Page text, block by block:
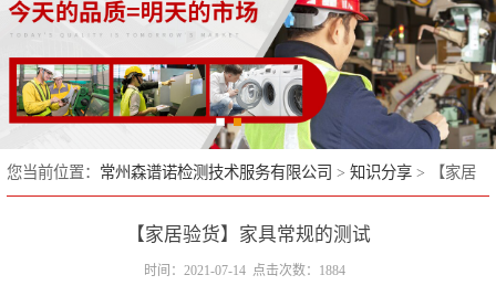
您当前位置： 常州森谱诺检测技术服务有限公司 > 知识分享 > 【家居
验货】家具常规的测试
【家居验货】家具常规的测试
时间：2021-07-14 点击次数：1884
产品检验
生产初期检验
生产中期检验
出货前检验（尾
期）
全检